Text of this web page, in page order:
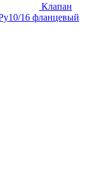
Клапан
16 фланцевый